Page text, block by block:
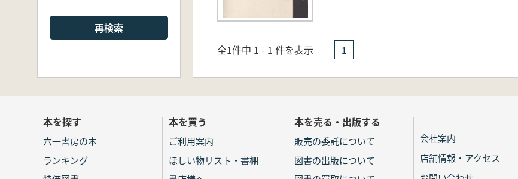
再検索
全1件中 1 - 1 件を表示 1
本を探す
六一書房の本
ランキング
本を買う
ご利用案内
ほしい物リスト・書棚
本を売る・出版する
販売の委託について
図書の出版について
会社案内
店舗情報・アクセス